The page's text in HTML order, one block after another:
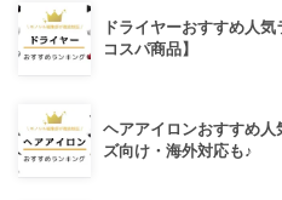
ドライヤーおすすめ人
コスパ商品】
ヘアアイロンおすすめ
ズ向け・海外対応も♪